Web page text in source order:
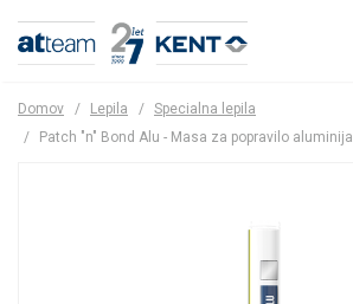
Domov / Lepila / Specialna lepila
/
Patch "n" Bond Alu - Masa za popravilo aluminija